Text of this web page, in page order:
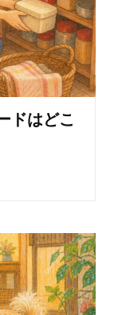
ドはどこ